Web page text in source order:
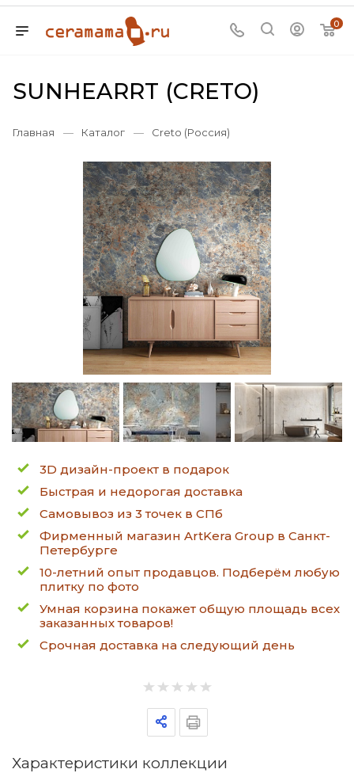
0
SUNHEARRT (CRETO)
Главная — Каталог — Creto (Россия)
3D дизайн-проект в подарок
Быстрая и недорогая доставка
Самовывоз из 3 точек в СПб
Фирменный магазин ArtKera Group в Санкт-
Петербурге
10-летний опыт продавцов. Подберём любую
плитку по фото
Умная корзина покажет общую площадь всех
заказанных товаров!
Срочная доставка на следующий день
Характеристики коллекции